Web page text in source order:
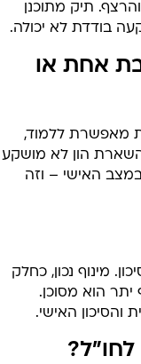
תיק מתוכנן
בודדת לא יכולה.
אחת או
מאפשרת ללמוד,
הון לא מושקע
האישי – וזה
מינוף נכון, כחלק
הוא מסוכן.
האישי.